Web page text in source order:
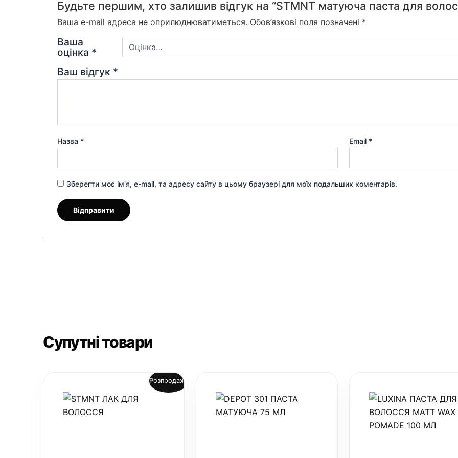
Будьте першим, хто залишив відгук на “STMNT матуюча паста для
Ваша e-mail адреса не оприлюднюватиметься. Обов’язкові поля позначені *
Ваша
оцінка *
Ваш відгук *
Назва * Email *
Зберегти моє ім'я, e-mail, та адресу сайту в цьому браузері для моїх подальших коментарів.
Супутні товари
Розпродаж!